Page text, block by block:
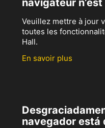
navigateur
Veuillez mettre à jour
toutes les
Hall.
En savoir plus
navegador está